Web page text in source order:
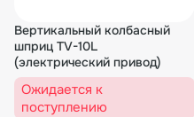
Вертикальный колбасный
шприц TV-10L
(электрический привод)
Ожидается к
поступлению